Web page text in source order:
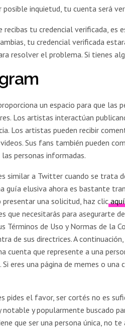
posible inquietud, tu cuenta será
recibas tu credencial verificada,
tu credencial verificada
resolver el problema. Si tienes
un espacio para que las
Los artistas interactúan
Los artistas pueden recibir
Sus fans también pueden
personas informadas.
similar a Twitter cuando se trata
guía elusiva ahora es bastante
presentar una solicitud, haz clic
que necesitarás para asegurarte
Términos de Uso y Normas de la
de sus directrices. A
cuenta que represente a una
Si eres una página de memes o
pides el favor, ser cortés no es
notable y popularmente buscado
que ser una persona única, no